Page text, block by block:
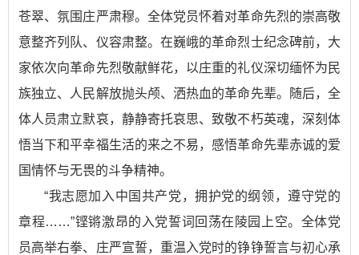
苍翠、氛围庄严肃穆。全体党员怀着对革命先烈的崇高敬
意整齐列队、仪容肃整。在巍峨的革命烈士纪念碑前，大
家依次向革命先烈敬献鲜花，以庄重的礼仪深切缅怀为民
族独立、人民解放抛头颅、洒热血的革命先辈。随后，全
体人员肃立默哀，静静寄托哀思、致敬不朽英魂，深刻体
悟当下和平幸福生活的来之不易，感悟革命先辈赤诚的爱
国情怀与无畏的斗争精神。
“我志愿加入中国共产党，拥护党的纲领，遵守党的
章程……”铿锵激昂的入党誓词回荡在陵园上空。全体党
员高举右拳、庄严宣誓，重温入党时的铮铮誓言与初心承